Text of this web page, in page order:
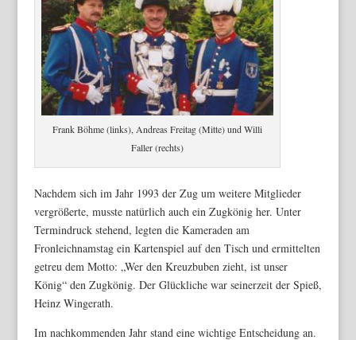
Frank Böhme (links), Andreas Freitag (Mitte) und Willi
Faller (rechts)
Nachdem sich im Jahr 1993 der Zug um weitere Mitglieder
vergrößerte, musste natürlich auch ein Zugkönig her. Unter
Termindruck stehend, legten die Kameraden am
Fronleichnamstag ein Kartenspiel auf den Tisch und ermittelten
getreu dem Motto: „Wer den Kreuzbuben zieht, ist unser
König“ den Zugkönig. Der Glückliche war seinerzeit der Spieß,
Heinz Wingerath.
Im nachkommenden Jahr stand eine wichtige Entscheidung an.